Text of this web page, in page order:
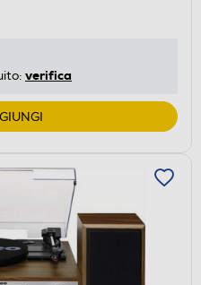
verifica